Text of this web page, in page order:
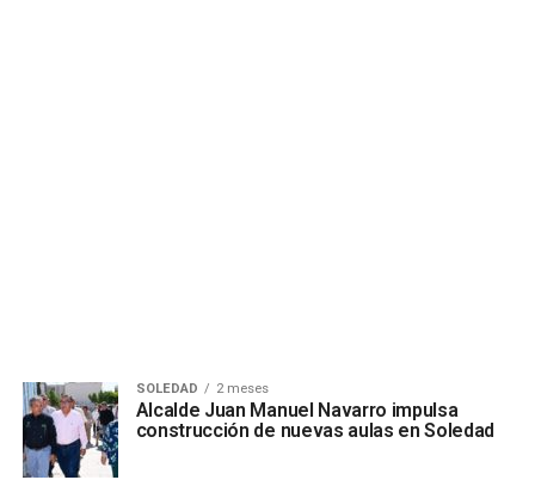
SOLEDAD 2 meses
Alcalde Juan Manuel Navarro impulsa
construcción de nuevas aulas en Soledad